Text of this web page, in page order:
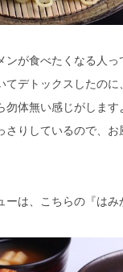
が食べたくなる人っ
てデトックスしたのに
勿体無い感じがします
さりしているので、お
は、こちらの『はみ